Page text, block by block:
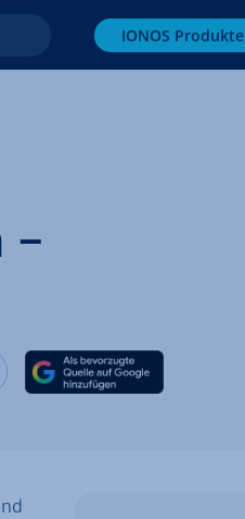
IONOS Produkte
–
teilen
teilen
Auf LinkedIn teilen